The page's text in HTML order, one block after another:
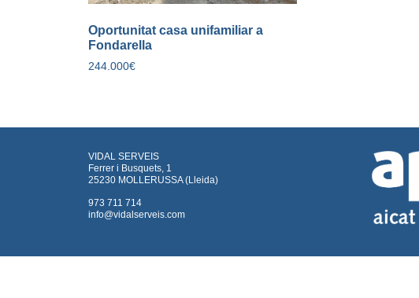
Oportunitat casa unifamiliar a
Fondarella
244.000€
VIDAL SERVEIS
Ferrer i Busquets, 1
25230 MOLLERUSSA (Lleida)
973 711 714
info@vidalserveis.com